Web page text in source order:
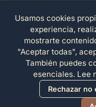
Legales
Política de Privacidad
Política de Cookies
Configuración de
Términos de Servicio
Contacto
Usamos cookies
experiencia,
mostrarte
"Aceptar todas",
También puedes
esenciales. Lee
Rechazar no